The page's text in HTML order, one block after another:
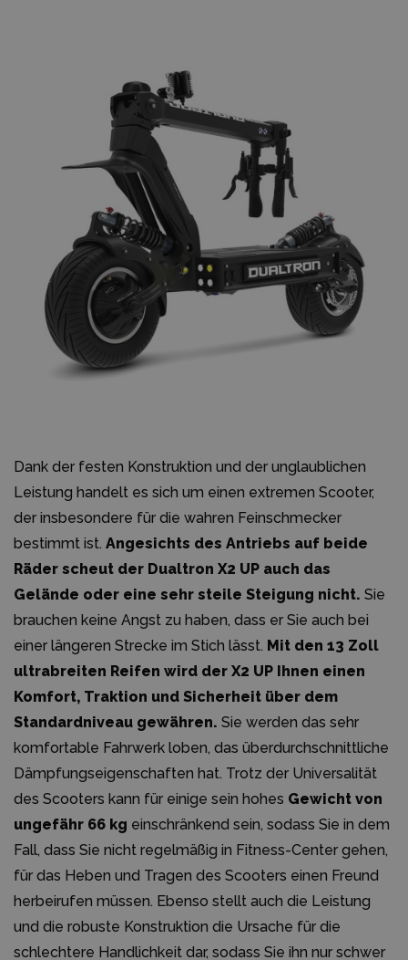
Dank der festen Konstruktion und der unglaublichen
Leistung handelt es sich um einen extremen Scooter,
der insbesondere für die wahren Feinschmecker
bestimmt ist. Angesichts des Antriebs auf beide
Räder scheut der Dualtron X2 UP auch das
Gelände oder eine sehr steile Steigung nicht. Sie
brauchen keine Angst zu haben, dass er Sie auch bei
einer längeren Strecke im Stich lässt. Mit den 13 Zoll
ultrabreiten Reifen wird der X2 UP Ihnen einen
Komfort, Traktion und Sicherheit über dem
Standardniveau gewähren. Sie werden das sehr
komfortable Fahrwerk loben, das überdurchschnittliche
Dämpfungseigenschaften hat. Trotz der Universalität
des Scooters kann für einige sein hohes Gewicht von
ungefähr 66 kg einschränkend sein, sodass Sie in dem
Fall, dass Sie nicht regelmäßig in Fitness-Center gehen,
für das Heben und Tragen des Scooters einen Freund
herbeirufen müssen. Ebenso stellt auch die Leistung
und die robuste Konstruktion die Ursache für die
schlechtere Handlichkeit dar, sodass Sie ihn nur schwer